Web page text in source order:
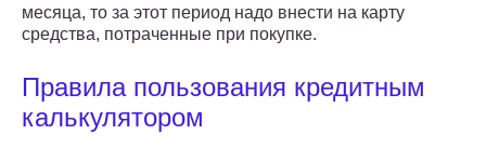
месяца, то за этот период надо внести на карту
средства, потраченные при покупке.
Правила пользования кредитным
калькулятором